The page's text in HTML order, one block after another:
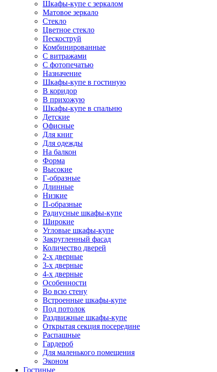
Шкафы-купе с зеркалом
Матовое зеркало
Стекло
Цветное стекло
Пескоструй
Комбинированные
С витражами
С фотопечатью
Назначение
Шкафы-купе в гостиную
В коридор
В прихожую
Шкафы-купе в спальню
Детские
Офисные
Для книг
Для одежды
На балкон
Форма
Высокие
Г-образные
Длинные
Низкие
П-образные
Радиусные шкафы-купе
Широкие
Угловые шкафы-купе
Закругленный фасад
Количество дверей
2-х дверные
3-х дверные
4-х дверные
Особенности
Во всю стену
Встроенные шкафы-купе
Под потолок
Раздвижные шкафы-купе
Открытая секция посередине
Распашные
Гардероб
Для маленького помещения
Эконом
Гостиные